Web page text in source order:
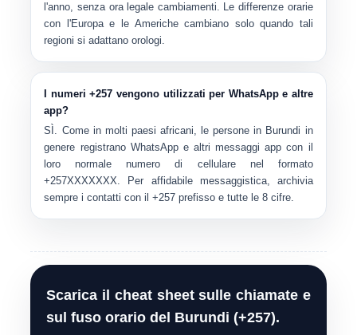
l'anno, senza ora legale cambiamenti. Le differenze orarie
con l'Europa e le Americhe cambiano solo quando tali
regioni si adattano orologi.
I numeri +257 vengono utilizzati per WhatsApp e altre
app?
SÌ. Come in molti paesi africani, le persone in Burundi in
genere registrano WhatsApp e altri messaggi app con il
loro normale numero di cellulare nel formato
+257XXXXXXX. Per affidabile messaggistica, archivia
sempre i contatti con il+257 prefisso e tutte le 8 cifre.
Scarica il cheat sheet sulle chiamate e
sul fuso orario del Burundi (+257).